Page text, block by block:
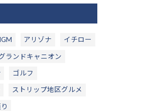
アリゾナ イチロー
ランドキャニオン
ゴルフ
ストリップ地区グルメ